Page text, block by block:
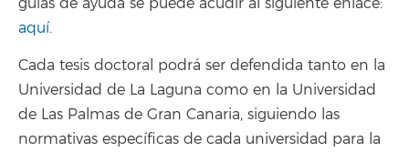
guías de ayuda se puede acudir al siguiente enlace:
aquí.
Cada tesis doctoral podrá ser defendida tanto en la
Universidad de La Laguna como en la Universidad
de Las Palmas de Gran Canaria, siguiendo las
normativas específicas de cada universidad para la